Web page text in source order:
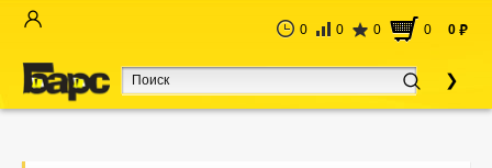
0 0 0 0 0 руб